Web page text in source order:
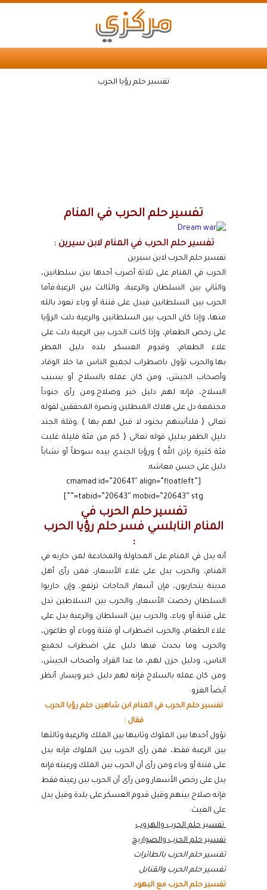
تفسير حلم رؤيا الحرب
تفسير حلم الحرب في المنام
تفسير حلم الحرب في المنام لابن سيرين :
تفسير حلم الحرب لابن سيرين
الحرب في المنام على ثلاثة أضرب أحدها بين سلطانين،
والثاني بين السلطان والرعية، والثالث بين الرعية.فأما
الحرب بين السلطانين فيدل على فتنة أو وباء نعوذ بالله
منها، وإذا كان الحرب بين السلطانين والرعية دلت الرؤيا
على رخص الطعام، وإذا كانت الحرب بين الرعية دلت على
غلاء الطعام، وقدوم العسكر بلده دليل المطر
بها.والحرب تؤول باضطراب لجميع الناس ما خلا الوقاد
وأصحاب الجيش، ومن كان عمله بالسلاح أو بسبب
السلاح، فإنه لهم دليل خير وصلاح.ومن رأى جنوداً
مجتمعة دل على هلاك المبطلين ونصرة المحققين لقوله
تعالى { فلنأتينهم بجنود لا قبل لهم بها } ,وقلة الجند
دليل الظفر بدليل قوله تعالى { كم من فئة قليلة غلبت
فئة كثيرة بإذن الله } ورؤيا الجندي بيده سوطاً أو نشاباً
دليل على حسن معاشه.
[cmamad id=”20641″ align=”floatleft”
tabid=”20643″ mobid=”20643″ stg=””]
تفسير حلم الحرب في
المنام النابلسي فسر حلم رؤيا الحرب
:
أنه يدل في المنام على المحاولة والمخادعة لمن حاربه في
المنام، والحرب يدل على غلاء الأسعار، فمن رأى أهل
مدينة يتحاربون، فإن أسعار الحاجات ترتفع، وإن حاربوا
السلطان رخصت الأسعار، والحرب بين السلاطين تدل
على فتنة أو وباء، والحرب بين السلطان والرعية يدل على
غلاء الطعام، والحرب اضطراب أو فتنة ووباء أو طاعون،
والحرب وما يحدث فيها دليل على اضطراب لجميع
الناس، ودليل حزن لهم، ما عدا القراد وأصحاب الجيش،
ومن كان عمله بالسلاح فإنه لهم دليل خير ويسار. أنظر
أيضاً الغزو.
تفسير حلم الحرب في المنام ابن شاهين حلم رؤيا الحرب
فقال :
تؤول أحدها بين الملوك وثانيها بين الملك والرعية وثالثها
بين الرعية فقط، فمن رأى الحرب بين الملوك فإنه يدل
على فتنة أو وباء.ومن رأى أن الحرب بين الملك ورعيته فإنه
يدل على رخص الأسعار.ومن رأى أن الحرب بين رعيته فقط
فإنه صلاح بينهم وقيل قدوم العسكر على بلدة وقيل يدل
على الغيث.
تفسير حلم الحرب والهروب
تفسير حلم الحرب والصواريخ
تفسير حلم الحرب بالطائرات
تفسير حلم الحرب والقنابل
تفسير حلم الحرب مع اليهود